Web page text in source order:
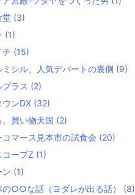
堂 (3)
(1)
チ (15)
ミシル、人気デパートの裏側 (9)
プラス (2)
ウンDX (32)
。買い物天国 (2)
マース見本市の試食会 (20)
コープZ (1)
ン (1)
の○○な話（ヨダレが出る話） (8)